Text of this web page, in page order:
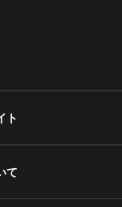
ト
て